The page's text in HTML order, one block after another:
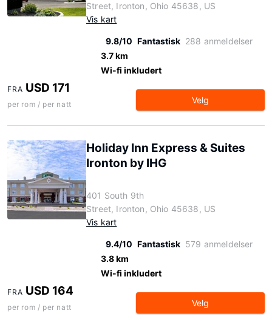
Street, Ironton, Ohio 45638, US
Vis kart
9.8/10 Fantastisk 288 anmeldelser
3.7 km
Wi-fi inkludert
FRA USD 171
per rom / per natt Velg
Holiday Inn Express & Suites
Ironton by IHG
401 South 9th
Street, Ironton, Ohio 45638, US
Vis kart
9.4/10 Fantastisk 579 anmeldelser
3.8 km
Wi-fi inkludert
FRA USD 164
per rom / per natt Velg